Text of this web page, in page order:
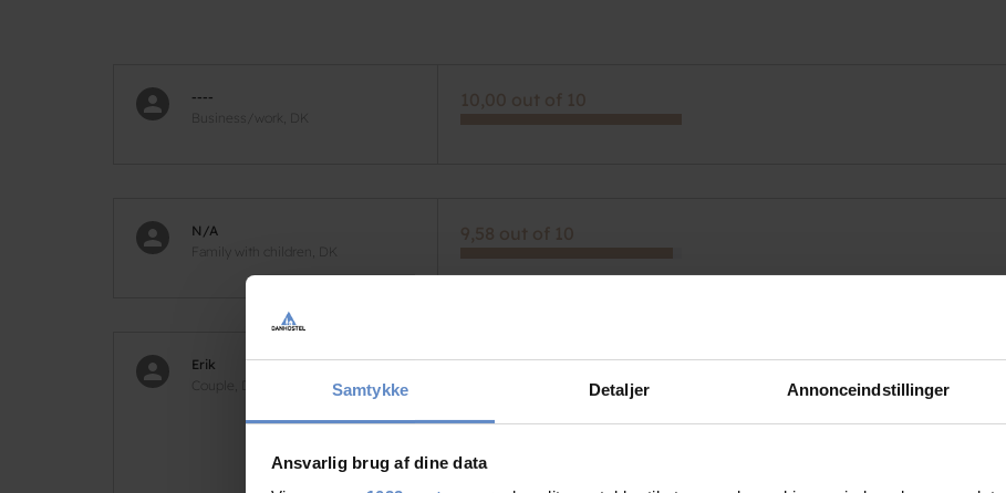
Samtykke Detaljer Annonceindstillinger
Ansvarlig brug af dine data
----
Business/work, DK
10,00 out of 10
N/A
Family with children, DK
9,58 out of 10
Erik
Couple, DK
7,50 out of 10
Desværre måtte vi forlade hytten efter 1 døgn (selvom vi skulle være
ikke få op, så der var meget varmt.
Andre havde det åbent ? Fjernsynet virkede ikke ( og der var jo fodbold